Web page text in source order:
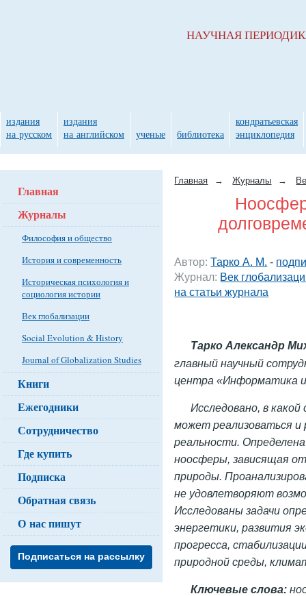
Главная → Журналы →
Автор: Тарко А. М. -
Журнал: Век
на статьи журнала
Тарко Александр
главный научный
центра «Информатика
Исследовано, в
может реализоваться и
реальности.
ноосферы, зависящая
природы.
не удовлетворяют
Исследованы задачи
энергетики, развития
прогресса,
природной среды,
Ключевые слова:
Главная
Журналы
Философия и общество
История и современность
Историческая психология и
социология истории
Век глобализации
Social Evolution & History
Journal of Globalization Studies
Книги
Ежегодники
Сотрудничество
Где купить
Подписка
Обратная связь
О нас пишут
Подписаться на рассылку
НАУЧНАЯ
издания
на русском
издания
на английском
ученые библиотека
кондратьевская
энциклопедия